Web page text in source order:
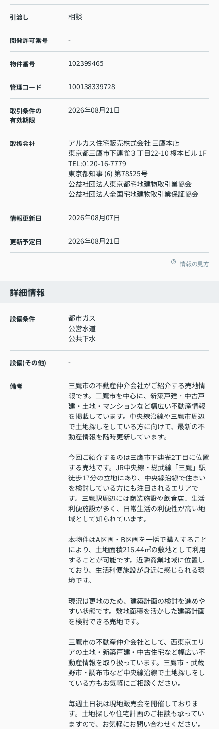
引渡し 相談
開発許可番号 -
物件番号 102399465
管理コード 100138339728
取引条件の
有効期限
2026年08月21日
取扱会社
アルカス住宅販売株式会社 三鷹本店
東京都三鷹市下連雀３丁目22-10 榎本ビル 1F
TEL:0120-16-7779
東京都知事 (6) 第78525号
公益社団法人東京都宅地建物取引業協会
公益社団法人全国宅地建物取引業保証協会
情報更新日 2026年08月07日
更新予定日 2026年08月21日
情報の見方
詳細情報
設備条件
都市ガス
公営水道
公共下水
設備(その他) -
備考
三鷹市の不動産仲介会社がご紹介する売地情
報です。三鷹市を中心に、新築戸建・中古戸
建・土地・マンションなど幅広い不動産情報
を掲載しています。中央線沿線や三鷹市周辺
で土地探しをしている方に向けて、最新の不
動産情報を随時更新しています。
今回ご紹介するのは三鷹市下連雀2丁目に位置
する売地です。JR中央線・総武線「三鷹」駅
徒歩17分の立地にあり、中央線沿線で住まい
を検討している方にも注目されるエリアで
す。三鷹駅周辺には商業施設や飲食店、生活
利便施設が多く、日常生活の利便性が高い地
域として知られています。
本物件はA区画・B区画を一括で購入すること
により、土地面積216.44㎡の敷地として利用
することが可能です。近隣商業地域に位置し
ており、生活利便施設が身近に感じられる環
境です。
現況は更地のため、建築計画の検討を進めや
すい状態です。敷地面積を活かした建築計画
を検討できる売地です。
三鷹市の不動産仲介会社として、西東京エリ
アの土地・新築戸建・中古住宅など幅広い不
動産情報を取り扱っています。三鷹市・武蔵
野市・調布市など中央線沿線で土地探しをし
ている方もお気軽にご相談ください。
毎週土日祝は現地販売会を開催しておりま
す。土地探しや住宅計画のご相談も承ってい
ますので、お気軽にお問い合わせください。